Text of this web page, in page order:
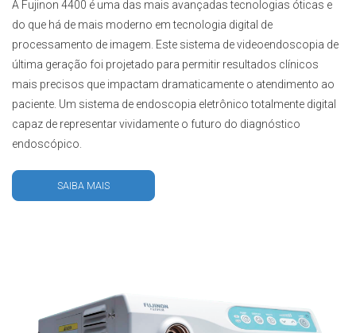
A Fujinon 4400 é uma das mais avançadas tecnologias óticas e
do que há de mais moderno em tecnologia digital de
processamento de imagem. Este sistema de videoendoscopia de
última geração foi projetado para permitir resultados clínicos
mais precisos que impactam dramaticamente o atendimento ao
paciente. Um sistema de endoscopia eletrônico totalmente digital
capaz de representar vividamente o futuro do diagnóstico
endoscópico.
SAIBA MAIS